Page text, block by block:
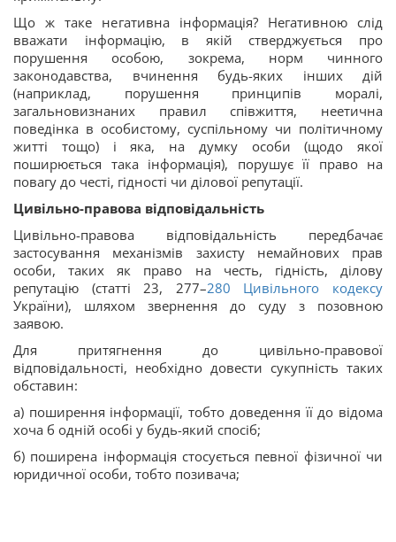
Що ж таке негативна інформація? Негативною слід
вважати інформацію, в якій стверджується про
порушення особою, зокрема, норм чинного
законодавства, вчинення будь-яких інших дій
(наприклад, порушення принципів моралі,
загальновизнаних правил співжиття, неетична
поведінка в особистому, суспільному чи політичному
житті тощо) і яка, на думку особи (щодо якої
поширюється така інформація), порушує її право на
повагу до честі, гідності чи ділової репутації.
Цивільно-правова відповідальність
Цивільно-правова відповідальність передбачає
застосування механізмів захисту немайнових прав
особи, таких як право на честь, гідність, ділову
репутацію (статті 23, 277–280 Цивільного кодексу
України), шляхом звернення до суду з позовною
заявою.
Для притягнення до цивільно-правової
відповідальності, необхідно довести сукупність таких
обставин:
а) поширення інформації, тобто доведення її до відома
хоча б одній особі у будь-який спосіб;
б) поширена інформація стосується певної фізичної чи
юридичної особи, тобто позивача;